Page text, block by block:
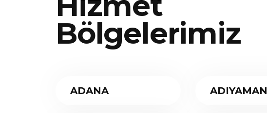
Bölgelerimiz
ADANA ADIYAMAN